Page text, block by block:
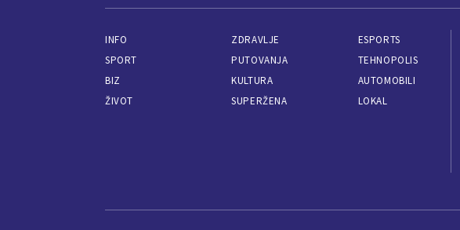
INFO
SPORT
BIZ
ŽIVOT
ZDRAVLJE
PUTOVANJA
KULTURA
SUPERŽENA
ESPORTS
TEHNOPOLIS
AUTOMOBILI
LOKAL